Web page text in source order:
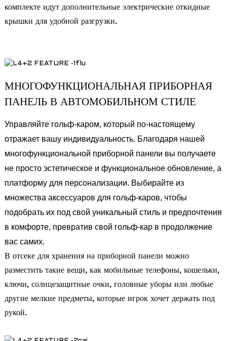
комплекте идут дополнительные электрические откидные
крышки для удобной разгрузки.
МНОГОФУНКЦИОНАЛЬНАЯ ПРИБОРНАЯ
ПАНЕЛЬ В АВТОМОБИЛЬНОМ СТИЛЕ
Управляйте гольф-каром, который по-настоящему
отражает вашу индивидуальность. Благодаря нашей
многофункциональной приборной панели вы получаете
не просто эстетическое и функциональное обновление, а
платформу для персонализации. Выбирайте из
множества аксессуаров для гольф-каров, чтобы
подобрать их под свой уникальный стиль и предпочтения
в комфорте, превратив свой гольф-кар в продолжение
вас самих.
В отсеке для хранения на приборной панели можно
разместить такие вещи, как мобильные телефоны, кошельки,
ключи, солнцезащитные очки, головные уборы или любые
другие мелкие предметы, которые игрок хочет держать под
рукой.